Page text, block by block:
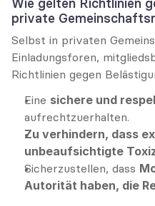
private
Selbst in privaten
Einladungsforen,
Richtlinien gegen
Eine sichere und
aufrechtzuerhalten.
Zu verhindern, dass
unbeaufsichtigte
Sicherzustellen, dass
Autorität haben, die